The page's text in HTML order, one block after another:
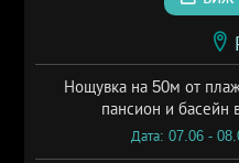
Нощувка на 50м от
пансион и
Дата: 07.06 -